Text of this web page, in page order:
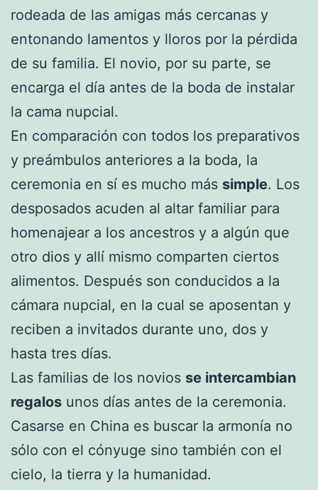
rodeada de las amigas más cercanas y
entonando lamentos y lloros por la pérdida
de su familia. El novio, por su parte, se
encarga el día antes de la boda de instalar
la cama nupcial.
En comparación con todos los preparativos
y preámbulos anteriores a la boda, la
ceremonia en sí es mucho más simple. Los
desposados acuden al altar familiar para
homenajear a los ancestros y a algún que
otro dios y allí mismo comparten ciertos
alimentos. Después son conducidos a la
cámara nupcial, en la cual se aposentan y
reciben a invitados durante uno, dos y
hasta tres días.
Las familias de los novios se intercambian
regalos unos días antes de la ceremonia.
Casarse en China es buscar la armonía no
sólo con el cónyuge sino también con el
cielo, la tierra y la humanidad.